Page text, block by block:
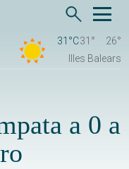
31°C31°
26°
Illes Balears
a 0 a